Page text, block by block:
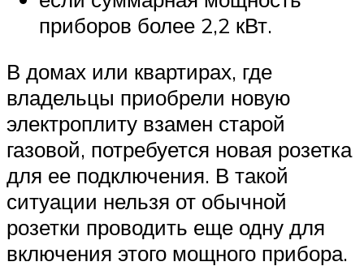
приборов более 2,2 кВт.
В домах или квартирах, где
владельцы приобрели новую
электроплиту взамен старой
газовой, потребуется новая розетка
для ее подключения. В такой
ситуации нельзя от обычной
розетки проводить еще одну для
включения этого мощного прибора.